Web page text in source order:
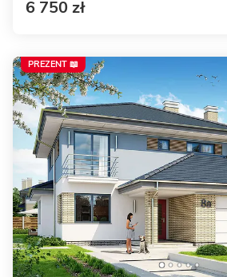
6 750 zł
PREZENT 📖